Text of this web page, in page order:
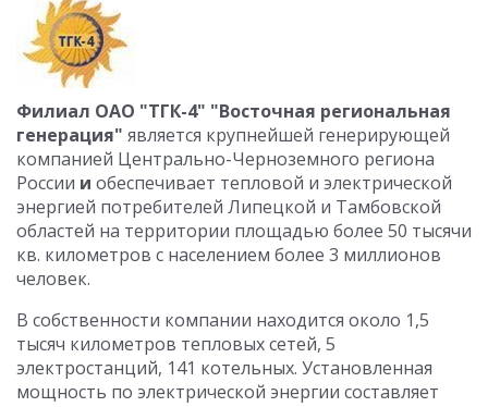
Филиал ОАО "ТГК-4" "Восточная региональная
генерация" является крупнейшей генерирующей
компанией Центрально-Черноземного региона
России и обеспечивает тепловой и электрической
энергией потребителей Липецкой и Тамбовской
областей на территории площадью более 50 тысячи
кв. километров с населением более 3 миллионов
человек.
В собственности компании находится около 1,5
тысяч километров тепловых сетей, 5
электростанций, 141 котельных. Установленная
мощность по электрической энергии составляет